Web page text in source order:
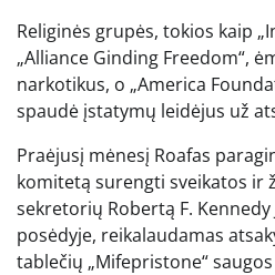
Religinės grupės, tokios kaip
„Alliance Ginding Freedom“,
narkotikus, o „America
spaudė įstatymų leidėjus už
Praėjusį mėnesį Roafas
komitetą surengti sveikatos ir
sekretorių Robertą F.
posėdyje, reikalaudamas
tablečių „Mifepristone“